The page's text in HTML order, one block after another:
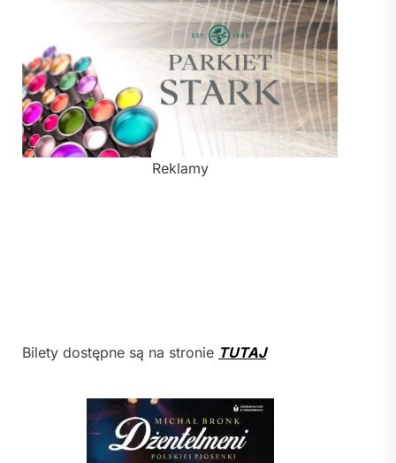
Reklamy
Bilety dostępne są na stronie TUTAJ